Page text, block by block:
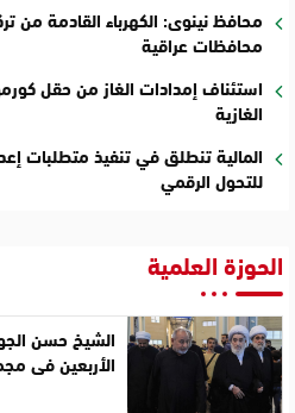
محافظ نينوى: الكهرباء القادمة من
محافظات عراقية
استئناف إمدادات الغاز من حقل
الغازية
المالية تنطلق في تنفيذ متطلبات
للتحول الرقمي
الحوزة العلمية
الشيخ حسن
الأربعين في